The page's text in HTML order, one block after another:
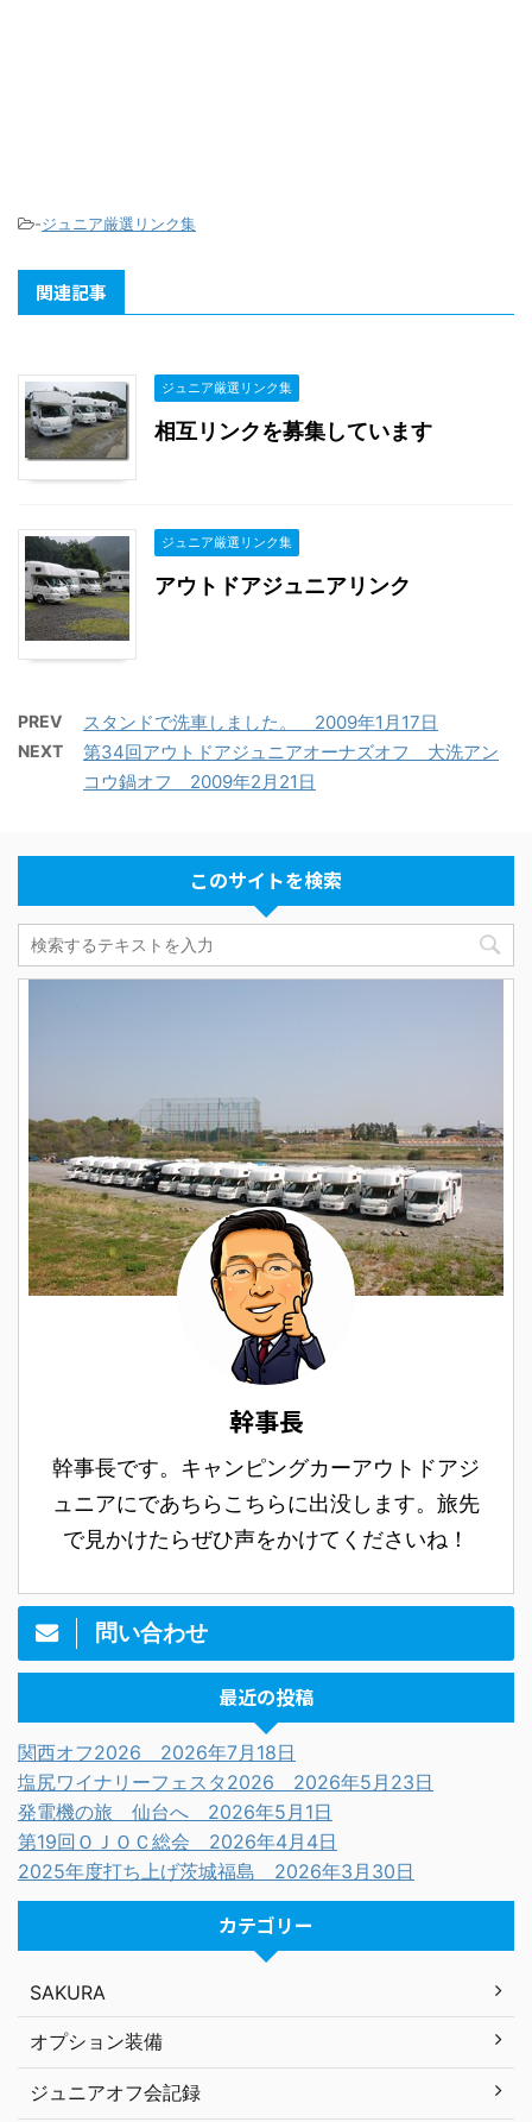
-ジュニア厳選リンク集
関連記事
ジュニア厳選リンク集
相互リンクを募集しています
ジュニア厳選リンク集
アウトドアジュニアリンク
PREV スタンドで洗車しました。 2009年1月17日
NEXT
第34回アウトドアジュニアオーナズオフ 大洗アン
コウ鍋オフ 2009年2月21日
このサイトを検索
幹事長
幹事長です。キャンピングカーアウトドアジ
ュニアにであちらこちらに出没します。旅先
で見かけたらぜひ声をかけてくださいね！
問い合わせ
最近の投稿
関西オフ2026 2026年7月18日
塩尻ワイナリーフェスタ2026 2026年5月23日
発電機の旅 仙台へ 2026年5月1日
第19回ＯＪＯＣ総会 2026年4月4日
2025年度打ち上げ茨城福島 2026年3月30日
カテゴリー
SAKURA
オプション装備
ジュニアオフ会記録